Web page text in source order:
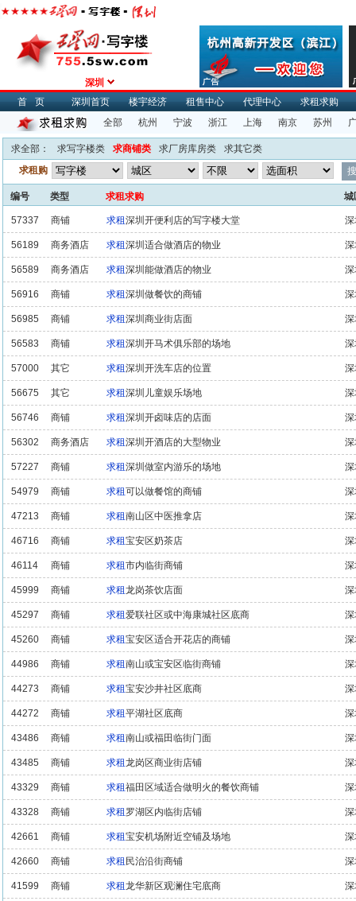
深圳
首页
深圳首页 楼宇经济 租售中心 代理中心
求租求购
全部
杭州 宁波 浙江 上海 南京 苏州
求全部 ： 求写字楼类 求商铺类 求厂房库房类
求其它类
求租购
编号 类型 求租求购 城
57337 商铺 求租深圳开便利店的写字楼大堂
56189 商务酒店 求租深圳适合做酒店的物业
56589 商务酒店 求租深圳能做酒店的物业
56916 商铺 求租深圳做餐饮的商铺
56985 商铺 求租深圳商业街店面
56583 商铺 求租深圳开马术俱乐部的场地
57000 其它 求租深圳开洗车店的位置
56675 其它 求租深圳儿童娱乐场地
56746 商铺 求租深圳开卤味店的店面
56302 商务酒店 求租深圳开酒店的大型物业
57227 商铺 求租深圳做室内游乐的场地
54979 商铺 求租可以做餐馆的商铺
47213 商铺 求租南山区中医推拿店
46716 商铺 求租宝安区奶茶店
46114 商铺 求租市内临街商铺
45999 商铺 求租龙岗茶饮店面
45297 商铺 求租爱联社区或中海康城社区底商
45260 商铺 求租宝安区适合开花店的商铺
44986 商铺 求租南山或宝安区临街商铺
44273 商铺 求租宝安沙井社区底商
44272 商铺 求租平湖社区底商
43486 商铺 求租南山或福田临街门面
43485 商铺 求租龙岗区商业街店铺
43329 商铺 求租福田区域适合做明火的餐饮商铺
43328 商铺 求租 罗湖区内临街店铺
42661 商铺 求租宝安机场附近空铺及场地
42660 商铺 求租 民治沿街商铺
41599 商铺 求租龙华新区观澜住宅底商